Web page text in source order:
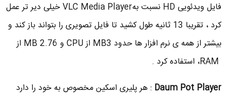
فایل ویدئویی HD نسبت بهVLC Media Player خیلی دیر تر عمل
کرد ، تقریبا 13 ثانیه طول کشید تا فایل تصویری را بتواند باز کند و
بیشتر از همه ی نرم افزار ها حدود MB3 از CPU و MB 2.76 از
Daum Pot Player : هر پلیری اسکین مخصوص به خود را دارد